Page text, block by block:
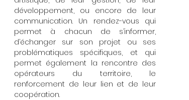
développement, ou encore de leur
communication. Un rendez-vous qui
permet à chacun de s’informer,
d’échanger sur son projet ou ses
problématiques spécifiques, et qui
permet également la rencontre des
opérateurs du territoire, le
renforcement de leur lien et de leur
coopération.